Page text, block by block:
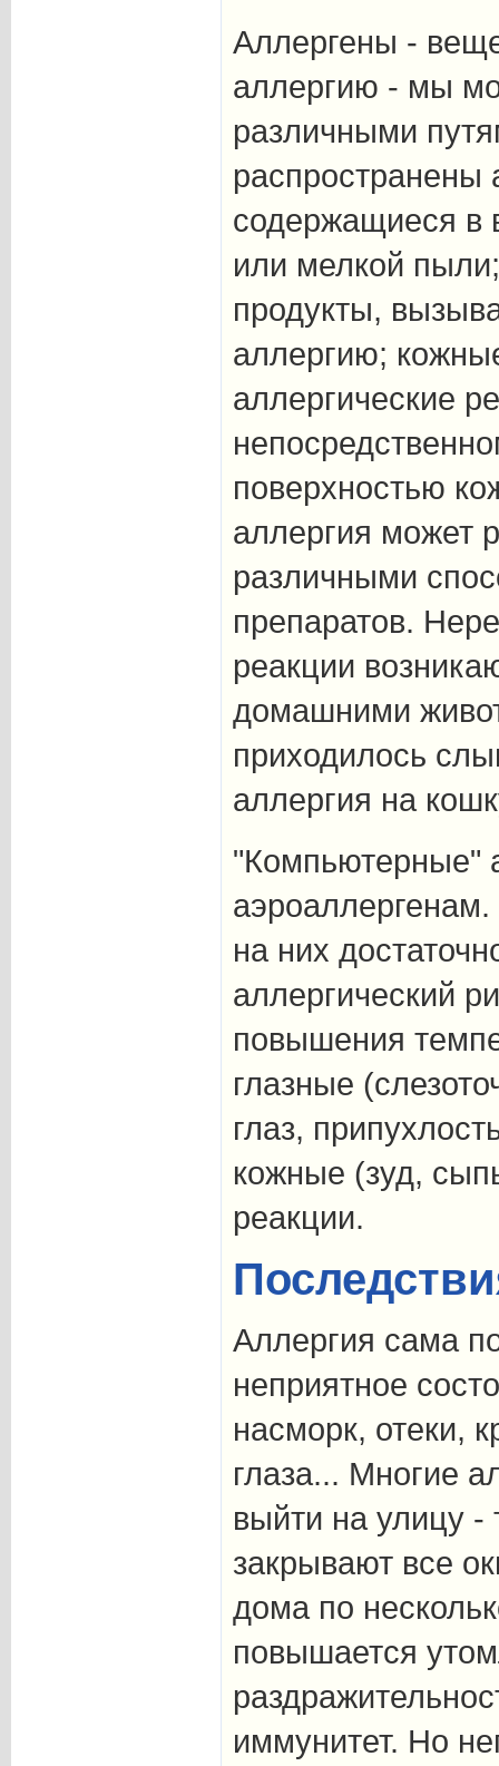
Аллергены -
аллергию - мы
различными
распространены
содержащиеся в
или мелкой
продукты,
аллергию;
аллергические
поверхностью
аллергия может
различными
препаратов.
реакции
домашними
приходилось
аллергия на
"Компьютерные"
на них
аллергический
повышения
глазные
глаз,
кожные (зуд,
реакции.
Аллергия сама
неприятное
насморк, отеки,
глаза... Многие
выйти на улицу -
закрывают все
дома по
повышается
иммунитет. Но